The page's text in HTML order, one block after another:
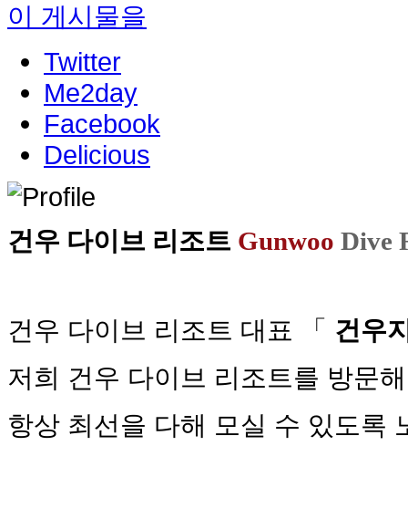
이 게시물을
Twitter
Me2day
Facebook
Delicious
건우 다이브 리조트 Gunwoo Dive
건우 다이브 리조트 대표 「 건우
저희 건우 다이브 리조트를 방문
항상 최선을 다해 모실 수 있도록